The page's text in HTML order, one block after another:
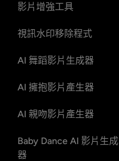
影片增強工具
視訊水印移除程式
AI 舞蹈影片生成器
AI 擁抱影片產生器
AI 親吻影片產生器
Baby Dance AI 影片生成
器